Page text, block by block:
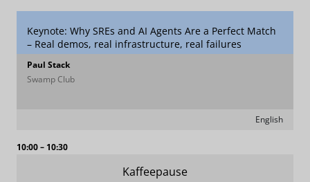
Keynote: Why SREs and AI Agents Are a Perfect Match
– Real demos, real infrastructure, real failures
Paul Stack
Swamp Club
English
10:00 – 10:30
Kaffeepause